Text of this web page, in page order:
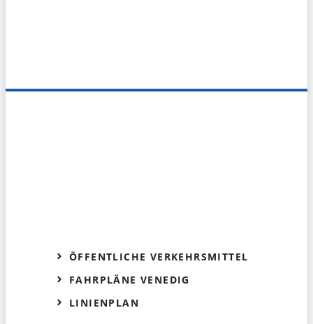
ÖFFENTLICHE VERKEHRSMITTEL
FAHRPLÄNE VENEDIG
LINIENPLAN